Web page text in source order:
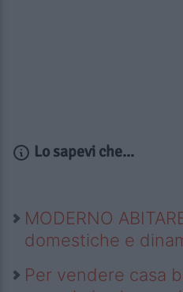
Lo sapevi che...
MODERNO
domestiche e
Per vendere casa